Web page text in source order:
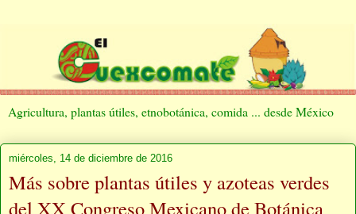
Agricultura, plantas útiles, etnobotánica, comida ... desde México
miércoles, 14 de diciembre de 2016
Más sobre plantas útiles y azoteas verdes
del XX Congreso Mexicano de Botánica